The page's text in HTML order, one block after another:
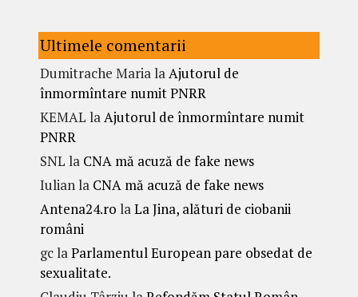
Ultimele comentarii
Dumitrache MarialaAjutorul de
înmormîntare numit PNRR
KEMAL laAjutorul de înmormîntare numit
PNRR
SNL la CNA mă acuză de fake news
Iulianla CNA mă acuză de fake news
Antena24.ro laLa Jina, alături de ciobanii
români
gclaParlamentul European pare obsedat de
sexualitate.